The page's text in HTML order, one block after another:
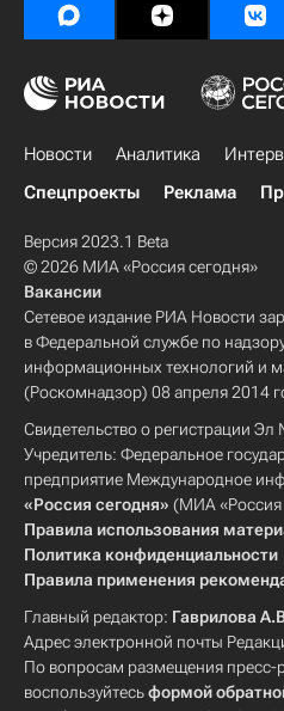
Новости Аналитика
Спецпроекты
Реклама
Версия 2023.1 Beta
© 2026 МИА «Россия сегодня»
Вакансии
Сетевое издание РИА Новости
в Федеральной службе по
информационных технологий и
(Роскомнадзор) 08 апреля 2014
Свидетельство о регистрации
Учредитель: Федеральное
предприятие Международное
«Россия сегодня» (МИА «Россия
Правила использования
Политика конфиденциальности
Правила применения
Главный редактор: Гаврилова
Адрес электронной почты
По вопросам размещения пресс-
воспользуйтесьформой